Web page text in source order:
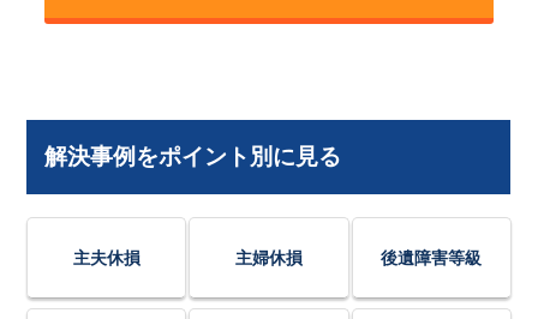
解決事例をポイント別に見る
主夫休損 主婦休損 後遺障害等級